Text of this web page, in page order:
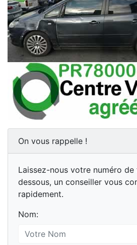
On vous rappelle !
Laissez-nous votre numéro
dessous, un conseiller vous
rapidement.
Nom: